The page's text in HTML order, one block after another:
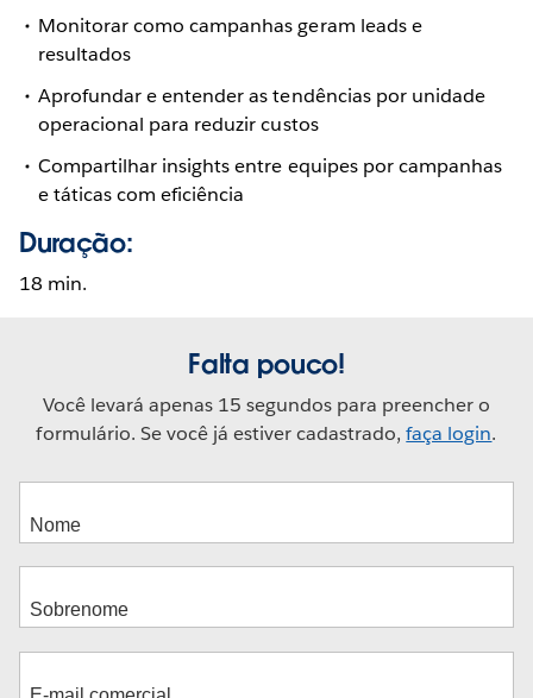
Monitorar como campanhas geram leads e
resultados
Aprofundar e entender as tendências por unidade
operacional para reduzir custos
Compartilhar insights entre equipes por campanhas
e táticas com eficiência
Duração:
18 min.
Falta pouco!
Você levará apenas 15 segundos para preencher o
formulário. Se você já estiver cadastrado,faça login.